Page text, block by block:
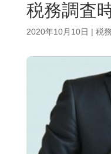
税務調査
2020年10月10日 | 税